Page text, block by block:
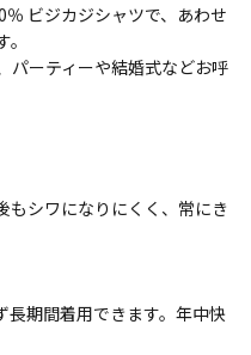
ビジカジシャツで、あわせ
パーティーや結婚式などお呼
もシワになりにくく、常にき
長期間着用できます。年中快